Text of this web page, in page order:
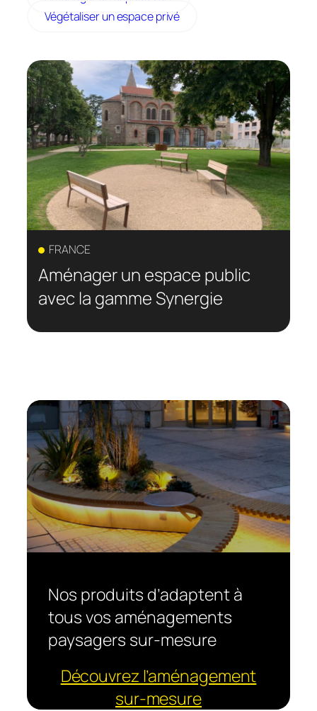
Végétaliser un espace privé
FRANCE
Aménager un espace public
avec la gamme Synergie
Nos produits d’adaptent à
tous vos aménagements
paysagers sur-mesure
Découvrez l’aménagement
sur-mesure